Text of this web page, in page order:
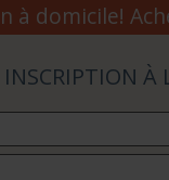
à domicile!
INSCRIPTION À